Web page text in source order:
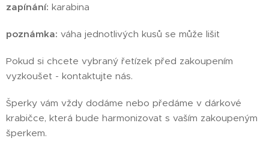
zapínání: karabina
poznámka: váha jednotlivých kusů se může lišit
Pokud si chcete vybraný řetízek před zakoupením
vyzkoušet - kontaktujte nás.
Šperky vám vždy dodáme nebo předáme v dárkové
krabičce, která bude harmonizovat s vaším zakoupeným
šperkem.